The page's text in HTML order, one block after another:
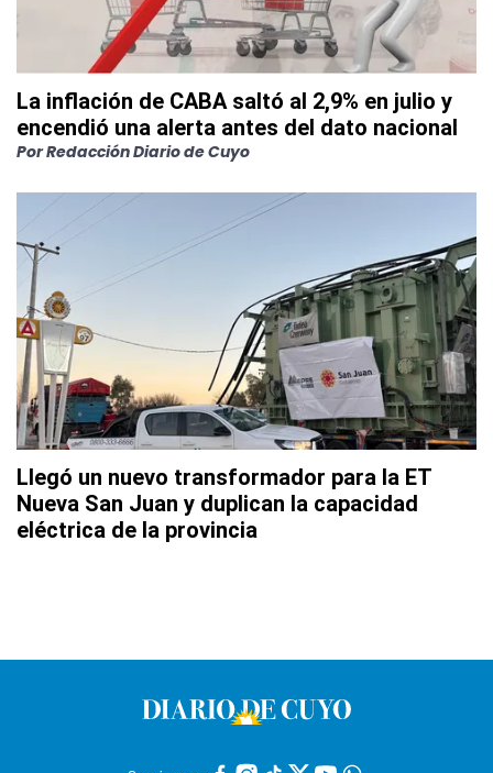
La inflación de CABA saltó al 2,9% en julio y
encendió una alerta antes del dato nacional
PorRedacción Diario de Cuyo
Llegó un nuevo transformador para la ET
Nueva San Juan y duplican la capacidad
eléctrica de la provincia